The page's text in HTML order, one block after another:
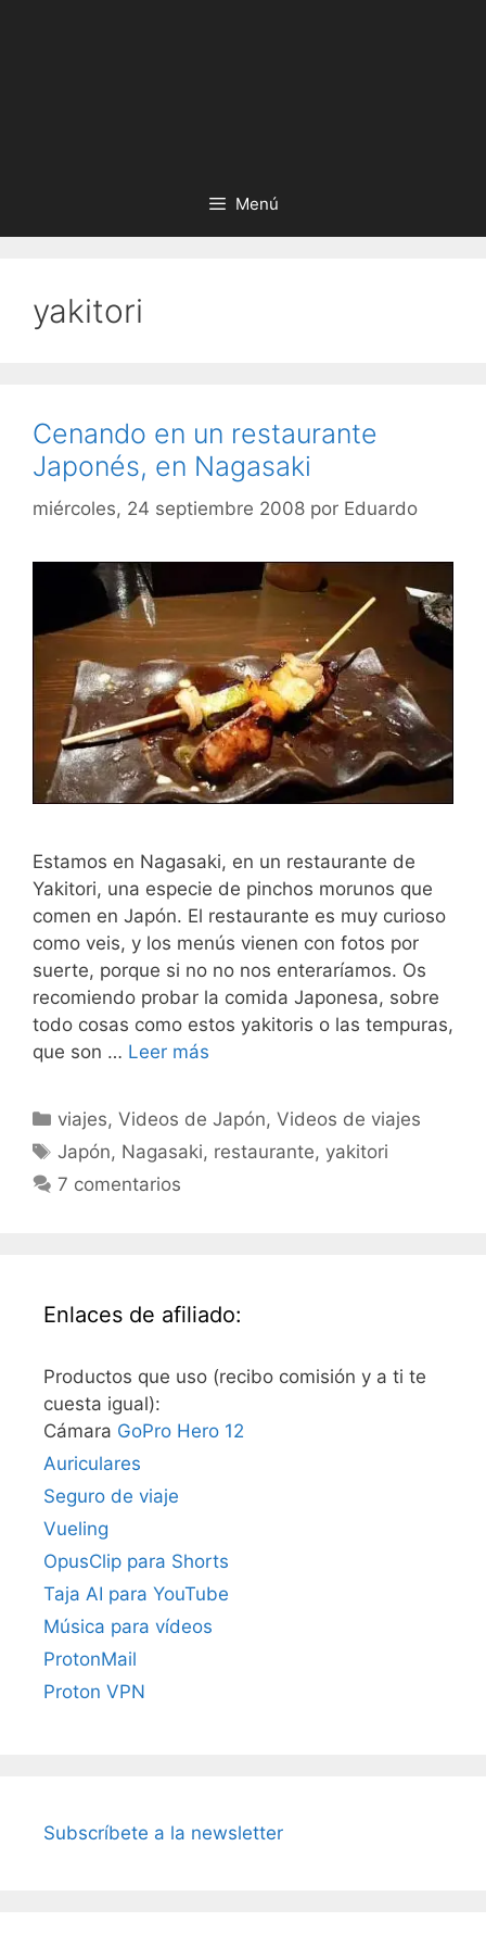
Menú
yakitori
Cenando en un restaurante
Japonés, en Nagasaki
miércoles, 24 septiembre 2008 por Eduardo
Estamos en Nagasaki, en un restaurante de
Yakitori, una especie de pinchos morunos que
comen en Japón. El restaurante es muy curioso
como veis, y los menús vienen con fotos por
suerte, porque si no no nos enteraríamos. Os
recomiendo probar la comida Japonesa, sobre
todo cosas como estos yakitoris o las tempuras,
que son … Leer más
Categorías
viajes,Videos de Japón,Videos de viajes
Etiquetas
Japón, Nagasaki, restaurante, yakitori
7 comentarios
Enlaces de afiliado:
Productos que uso (recibo comisión y a ti te
cuesta igual):
Cámara GoPro Hero 12
Auriculares
Seguro de viaje
Vueling
OpusClip para Shorts
Taja AI para YouTube
Música para vídeos
ProtonMail
Proton VPN
Subscríbete a la newsletter